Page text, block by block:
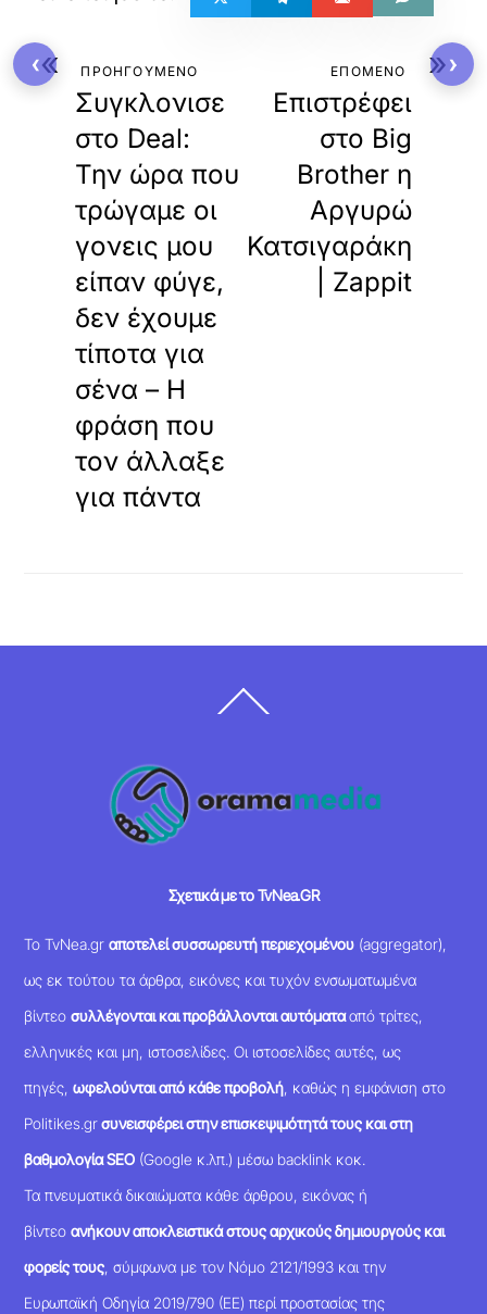
« ΠΡΟΗΓΟΥΜΕΝΟ
Συγκλονισε
στο Deal:
Την ώρα που
τρώγαμε οι
γονεις μου
είπαν φύγε,
δεν έχουμε
τίποτα για
σένα – Η
φράση που
τον άλλαξε
για πάντα
»
ΕΠΟΜΕΝΟ
Επιστρέφει
στο Big
Brother η
Αργυρώ
Κατσιγαράκη
| Zappit
To
Σχετικά με το TvNea.GR
Το TvNea.grαποτελεί συσσωρευτή περιεχομένου (aggregator),
ως εκ τούτου τα άρθρα, εικόνες και τυχόν ενσωματωμένα
βίντεοσυλλέγονται και προβάλλονται αυτόματααπό τρίτες,
ελληνικές και μη, ιστοσελίδες. Οι ιστοσελίδες αυτές, ως
πηγές,ωφελούνται από κάθε προβολή , καθώς η εμφάνιση στο
Politikes.grσυνεισφέρει στην επισκεψιμότητά τους και στη
βαθμολογία SEO (Google κ.λπ.) μέσω backlink κοκ.
Τα πνευματικά δικαιώματα κάθε άρθρου, εικόνας ή
βίντεοανήκουν αποκλειστικά στους αρχικούς δημιουργούς και
φορείς τους , σύμφωνα με τον Νόμο 2121/1993 και την
Ευρωπαϊκή Οδηγία 2019/790 (ΕΕ) περί προστασίας της
‹ ›